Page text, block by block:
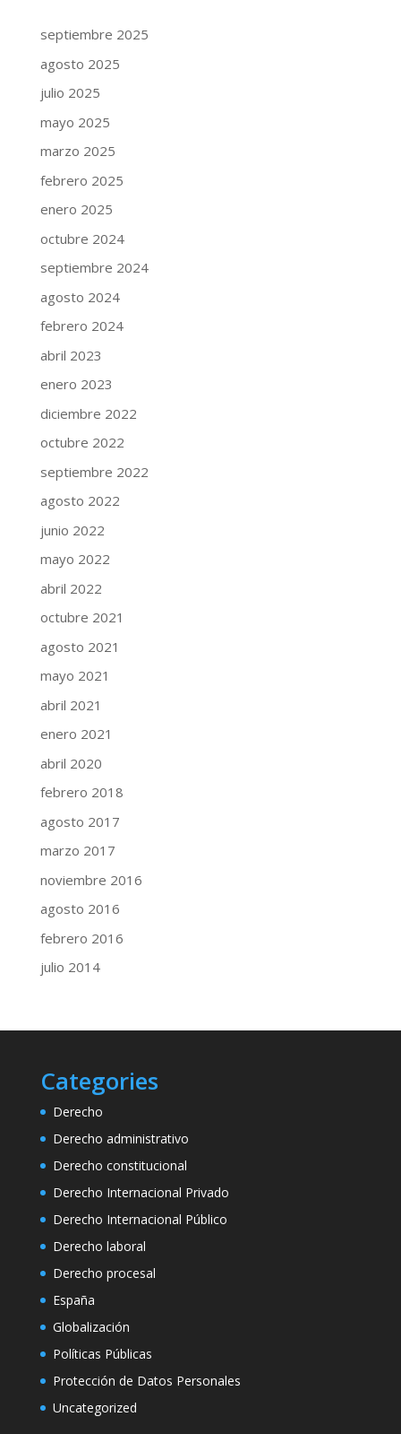
septiembre 2025
agosto 2025
julio 2025
mayo 2025
marzo 2025
febrero 2025
enero 2025
octubre 2024
septiembre 2024
agosto 2024
febrero 2024
abril 2023
enero 2023
diciembre 2022
octubre 2022
septiembre 2022
agosto 2022
junio 2022
mayo 2022
abril 2022
octubre 2021
agosto 2021
mayo 2021
abril 2021
enero 2021
abril 2020
febrero 2018
agosto 2017
marzo 2017
noviembre 2016
agosto 2016
febrero 2016
julio 2014
Categories
Derecho
Derecho administrativo
Derecho constitucional
Derecho Internacional Privado
Derecho Internacional Público
Derecho laboral
Derecho procesal
España
Globalización
Políticas Públicas
Protección de Datos Personales
Uncategorized